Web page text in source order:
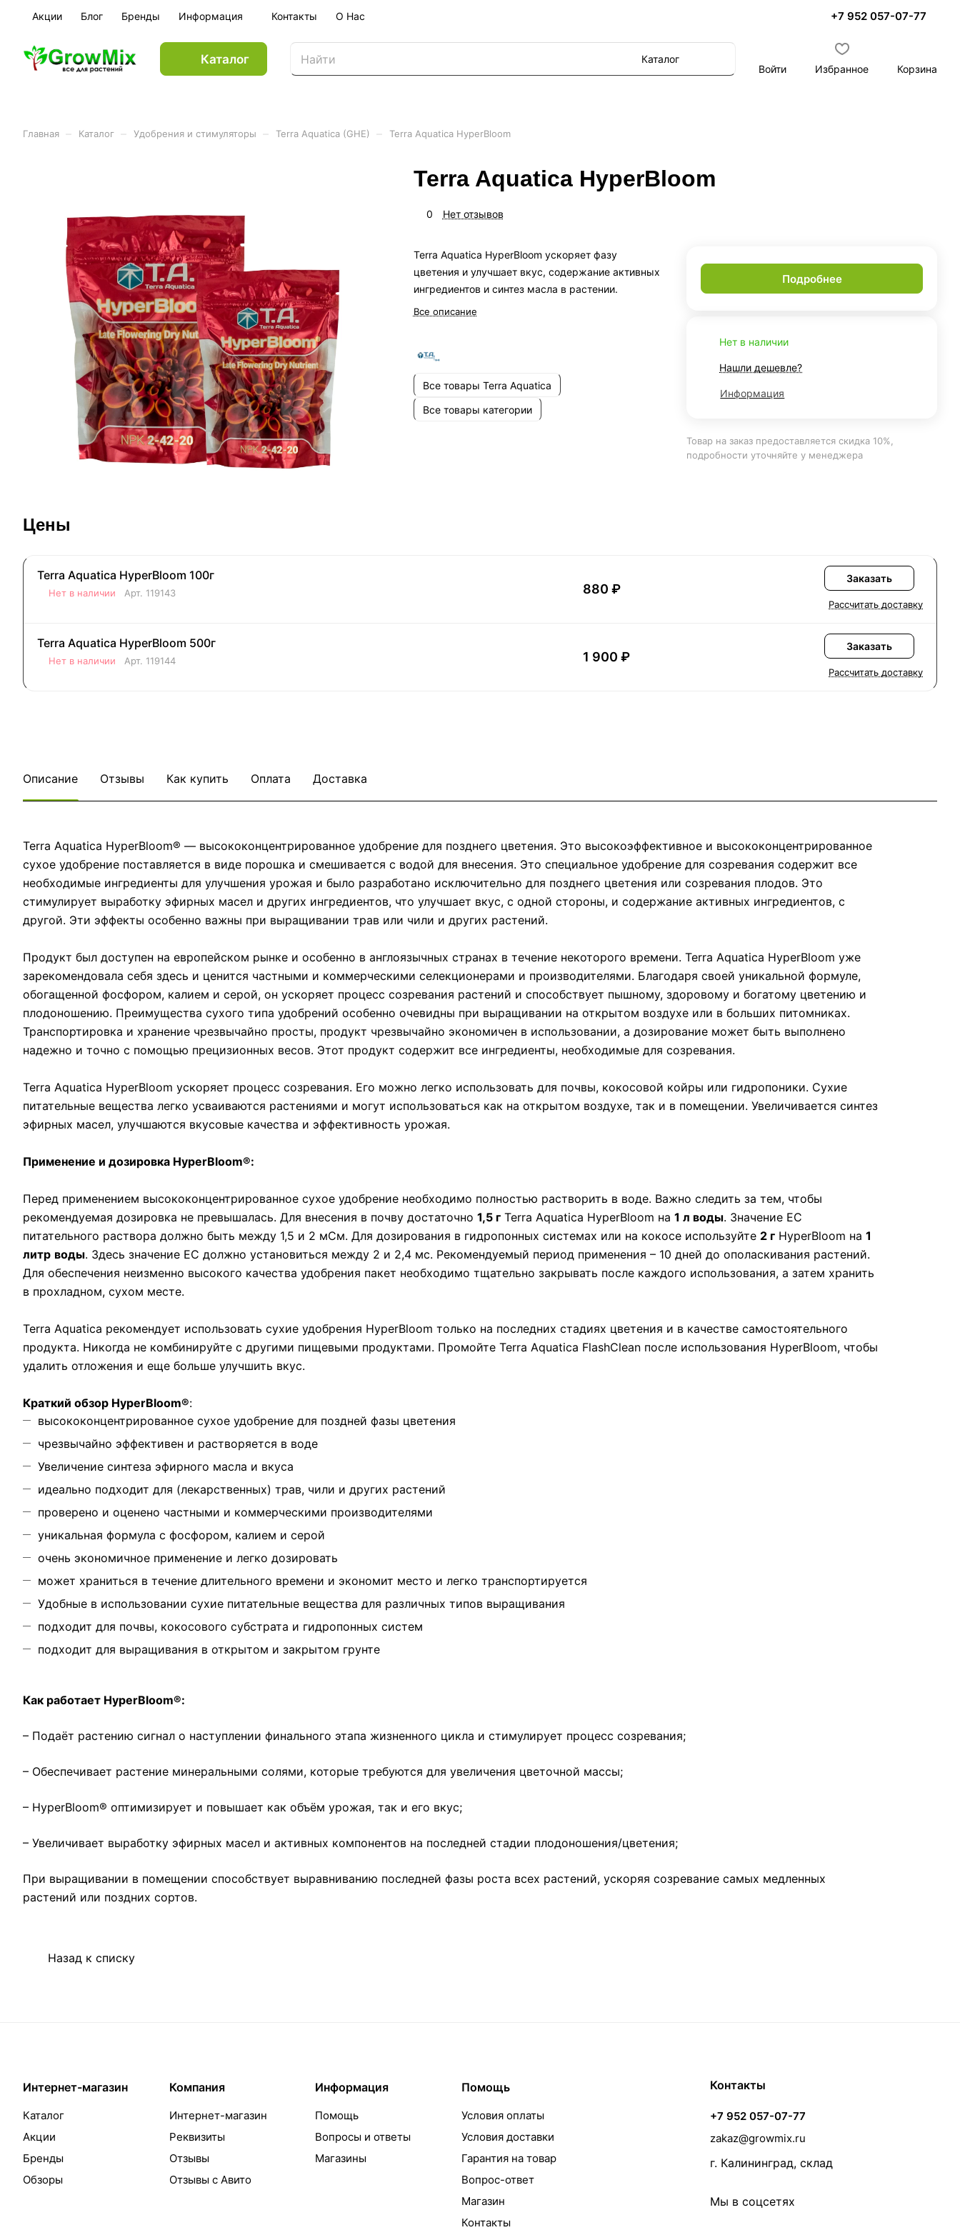
Акции Блог Бренды Информация Контакты О Нас +7 952 057-07-77
Каталог
Каталог
Войти
Избранное Корзина
Главная Каталог Удобрения и стимуляторы Terra Aquatica (GHE) Terra Aquatica HyperBloom
Terra Aquatica HyperBloom
0 Нет отзывов
Terra Aquatica HyperBloom ускоряет фазу
цветения и улучшает вкус, содержание активных
ингредиентов и синтез масла в растении.
Все описание
Все товары Terra Aquatica
Все товары категории
Подробнее
Нет в наличии
Нашли дешевле?
Информация
Товар на заказ предоставляется скидка 10%,
подробности уточняйте у менеджера
Цены
Terra Aquatica HyperBloom 100г
Нет в наличии Арт. 119143 880 ₽
Заказать
Рассчитать доставку
Terra Aquatica HyperBloom 500г
Нет в наличии Арт. 119144 1 900 ₽
Заказать
Рассчитать доставку
Описание Отзывы Как купить Оплата Доставка
Terra Aquatica HyperBloom® — высококонцентрированное удобрение для позднего цветения. Это высокоэффективное и высококонцентрированное
сухое удобрение поставляется в виде порошка и смешивается с водой для внесения. Это специальное удобрение для созревания содержит все
необходимые ингредиенты для улучшения урожая и было разработано исключительно для позднего цветения или созревания плодов. Это
стимулирует выработку эфирных масел и других ингредиентов, что улучшает вкус, с одной стороны, и содержание активных ингредиентов, с
другой. Эти эффекты особенно важны при выращивании трав или чили и других растений.
Продукт был доступен на европейском рынке и особенно в англоязычных странах в течение некоторого времени. Terra Aquatica HyperBloom уже
зарекомендовала себя здесь и ценится частными и коммерческими селекционерами и производителями. Благодаря своей уникальной формуле,
обогащенной фосфором, калием и серой, он ускоряет процесс созревания растений и способствует пышному, здоровому и богатому цветению и
плодоношению. Преимущества сухого типа удобрений особенно очевидны при выращивании на открытом воздухе или в больших питомниках.
Транспортировка и хранение чрезвычайно просты, продукт чрезвычайно экономичен в использовании, а дозирование может быть выполнено
надежно и точно с помощью прецизионных весов. Этот продукт содержит все ингредиенты, необходимые для созревания.
Terra Aquatica HyperBloom ускоряет процесс созревания. Его можно легко использовать для почвы, кокосовой койры или гидропоники. Сухие
питательные вещества легко усваиваются растениями и могут использоваться как на открытом воздухе, так и в помещении. Увеличивается синтез
эфирных масел, улучшаются вкусовые качества и эффективность урожая.
Применение и дозировка HyperBloom®:
Перед применением высококонцентрированное сухое удобрение необходимо полностью растворить в воде. Важно следить за тем, чтобы
рекомендуемая дозировка не превышалась. Для внесения в почву достаточно 1,5 г Terra Aquatica HyperBloom на 1 л воды. Значение ЕС
питательного раствора должно быть между 1,5 и 2 мСм. Для дозирования в гидропонных системах или на кокосе используйте 2 г HyperBloom на 1
литр воды. Здесь значение EC должно установиться между 2 и 2,4 мс. Рекомендуемый период применения – 10 дней до ополаскивания растений.
Для обеспечения неизменно высокого качества удобрения пакет необходимо тщательно закрывать после каждого использования, а затем хранить
в прохладном, сухом месте.
Terra Aquatica рекомендует использовать сухие удобрения HyperBloom только на последних стадиях цветения и в качестве самостоятельного
продукта. Никогда не комбинируйте с другими пищевыми продуктами. Промойте Terra Aquatica FlashClean после использования HyperBloom, чтобы
удалить отложения и еще больше улучшить вкус.
Краткий обзор HyperBloom®:
высококонцентрированное сухое удобрение для поздней фазы цветения
чрезвычайно эффективен и растворяется в воде
Увеличение синтеза эфирного масла и вкуса
идеально подходит для (лекарственных) трав, чили и других растений
проверено и оценено частными и коммерческими производителями
уникальная формула с фосфором, калием и серой
очень экономичное применение и легко дозировать
может храниться в течение длительного времени и экономит место и легко транспортируется
Удобные в использовании сухие питательные вещества для различных типов выращивания
подходит для почвы, кокосового субстрата и гидропонных систем
подходит для выращивания в открытом и закрытом грунте
Как работает HyperBloom®:
– Подаёт растению сигнал о наступлении финального этапа жизненного цикла и стимулирует процесс созревания;
– Обеспечивает растение минеральными солями, которые требуются для увеличения цветочной массы;
– HyperBloom® оптимизирует и повышает как объём урожая, так и его вкус;
– Увеличивает выработку эфирных масел и активных компонентов на последней стадии плодоношения/цветения;
При выращивании в помещении способствует выравниванию последней фазы роста всех растений, ускоряя созревание самых медленных
растений или поздних сортов.
Назад к списку
Интернет-магазин
Каталог
Акции
Бренды
Обзоры
Компания
Интернет-магазин
Реквизиты
Отзывы
Отзывы с Авито
Информация
Помощь
Вопросы и ответы
Магазины
Помощь
Условия оплаты
Условия доставки
Гарантия на товар
Вопрос-ответ
Магазин
Контакты
Контакты
+7 952 057-07-77
zakaz@growmix.ru
г. Калининград, склад
Мы в соцсетях